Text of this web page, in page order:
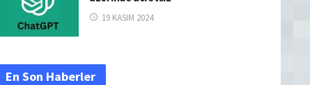
19 KASIM 2024
En Son Haberler